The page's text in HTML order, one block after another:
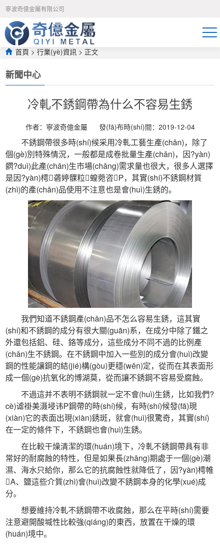
午夜免费福利视频-久久只有精品-宅男噜噜噜66一区二区-吃奶动态图-狠
狠躁夜夜躁人爽-日日操夜夜骑-永久免费av网站-国产精品无遮挡-久久精
品国产亚洲av高清色欲-99热这里只有精品在线观看-久久久久久在线观
看-天天射寡妇-色91视频-亚州av网-日日日噜噜噜
寧波奇億金屬有限公司
首頁 >行業(yè)資訊 > 正文
新聞中心
冷軋不銹鋼帶為什么不容易生銹
作者：寧波奇億金屬 發(fā)布時(shí)間：2019-12-04
不銹鋼帶很多時(shí)候采用冷軋工藝生產(chǎn)，除了
個(gè)別特殊情況，一般都是成卷批量生產(chǎn)，因?yàn)
閷?duì)此產(chǎn)生市場(chǎng)需求量也很大，很多人選擇
是因?yàn)樗砻婷髁粒蝗菀咨P，其實(shí)不銹鋼材質
(zhì)的產(chǎn)品使用不注意也是會(huì)生銹的。
我們知道不銹鋼產(chǎn)品不怎么容易生銹，這其實
(shí)和不銹鋼的成分有很大關(guān)系，在成分中除了鐵之
外還包括鋁、硅、鉻等成分，這些成分不同不過的比例產
(chǎn)生不銹鋼。在不銹鋼中加入一些別的成分會(huì)改變
鋼的性能讓鋼的結(jié)構(gòu)更穩(wěn)定，從而在其表面形
成一個(gè)抗氧化的博湖莫，從而讓不銹鋼不容易受腐蝕。
不過這并不表明不銹鋼就一定不會(huì)生銹，比如我們?
cè)谑褂美滠埐讳P鋼帶的時(shí)候，有時(shí)候發(fā)現
(xiàn)它的表面出現(xiàn)銹斑，就會(huì)很驚奇，其實(shí)
在一定的條件下，不銹鋼也會(huì)生銹。
在比較干燥清潔的環(huán)境下，冷軋不銹鋼帶具有非
常好的耐腐蝕的特性，但是如果長(zhǎng)期處于一個(gè)潮
濕、海水只給你，那么它的抗腐蝕性就降低了，因?yàn)樗帷
A、鹽這些介質(zhì)會(huì)改變不銹鋼本身的化學(xué)成
分。
想要維持冷軋不銹鋼帶不收腐蝕，那么在平時(shí)需要
注意避開酸堿性比較強(qiáng)的東西，放置在干燥的環
(huán)境中。